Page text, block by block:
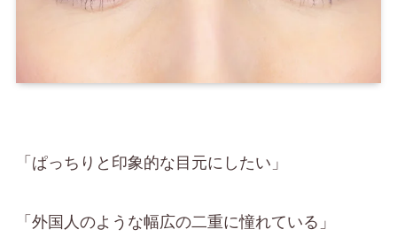
「ぱっちりと印象的な目元にしたい」
「外国人のような幅広の二重に憧れている」